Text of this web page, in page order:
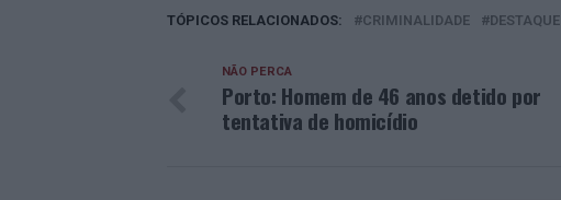
TÓPICOS RELACIONADOS: CRIMINALIDADE DESTAQUE
NÃO PERCA
Porto: Homem de 46 anos detido por
tentativa de homicídio